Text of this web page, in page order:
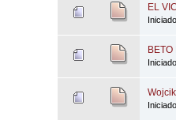
EL
BETO